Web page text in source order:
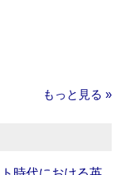
もっと見る »